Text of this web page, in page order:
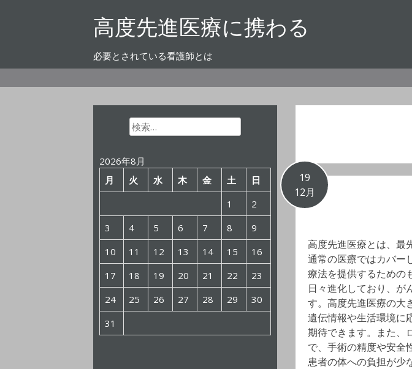
ツ
高度先進医療に携わる
必要とされている看護師とは
19
12月
高度先進医療とは、最
通常の医療ではカバー
療法を提供するための
日々進化しており、が
す。高度先進医療の大
遺伝情報や生活環境に
期待できます。また、
で、手術の精度や安全
患者の体への負担が少
検
索:
2026年8月
月
火 水 木 金 土
日
1
2
3
4 5 6 7 8
9
10
11 12 13 14 15
16
17
18 19 20 21 22
23
24
25 26 27 28 29
30
31